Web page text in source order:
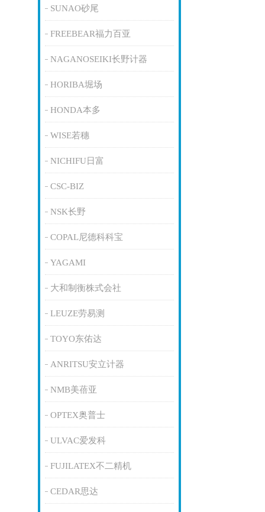
SUNAO砂尾
FREEBEAR福力百亚
NAGANOSEIKI长野计器
HORIBA堀场
HONDA本多
WISE若穗
NICHIFU日富
CSC-BIZ
NSK长野
COPAL尼德科科宝
YAGAMI
大和制衡株式会社
LEUZE劳易测
TOYO东佑达
ANRITSU安立计器
NMB美蓓亚
OPTEX奥普士
ULVAC爱发科
FUJILATEX不二精机
CEDAR思达